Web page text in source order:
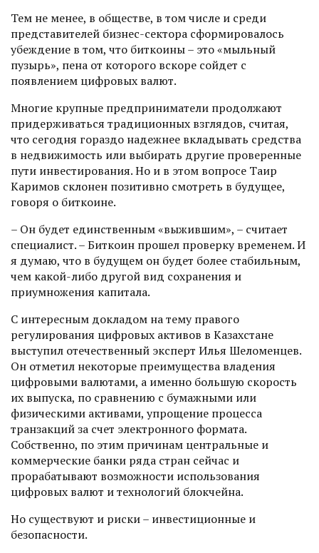
Тем не менее, в обществе, в том числе и среди
представителей бизнес-сектора сформировалось
убеждение в том, что биткоины – это «мыльный
пузырь», пена от которого вскоре сойдет с
появлением цифровых валют.
Многие крупные предприниматели продолжают
придерживаться традиционных взглядов, считая,
что сегодня гораздо надежнее вкладывать средства
в недвижимость или выбирать другие проверенные
пути инвес­тирования. Но и в этом вопросе Таир
Каримов склонен позитивно смотреть в будущее,
говоря о биткоине.
– Он будет единственным «выжившим», – считает
специалист. – Биткоин прошел проверку временем. И
я думаю, что в будущем он будет более стабильным,
чем какой-либо другой вид сохранения и
приумножения капитала.
С интересным докладом на тему правого
регулирования цифровых активов в Казахстане
выступил отечественный эксперт Илья Шеломенцев.
Он отметил некоторые преимущества владения
цифровыми валютами, а именно большую скорость
их выпуска, по сравнению с бумажными или
физическими активами, упрощение процесса
транзакций за счет электронного формата.
Собственно, по этим причинам центральные и
коммерческие банки ряда стран сейчас и
прорабатывают возможности использования
цифровых валют и технологий блокчейна.
Но существуют и риски – инвестиционные и
безопасности.